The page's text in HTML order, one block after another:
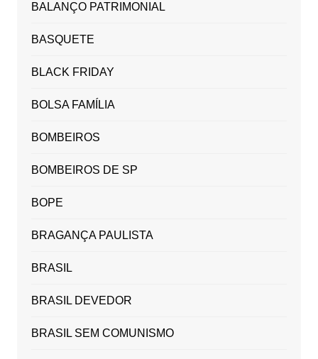
BALANÇO PATRIMONIAL
BASQUETE
BLACK FRIDAY
BOLSA FAMÍLIA
BOMBEIROS
BOMBEIROS DE SP
BOPE
BRAGANÇA PAULISTA
BRASIL
BRASIL DEVEDOR
BRASIL SEM COMUNISMO